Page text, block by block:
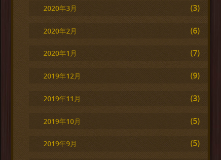
2020年3月 (3)
2020年2月 (6)
2020年1月 (7)
2019年12月 (9)
2019年11月 (3)
2019年10月 (5)
2019年9月 (5)